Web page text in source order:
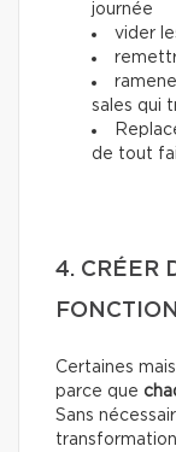
journée
vider
sales qui
de tout
4. CRÉER
Certaines
parce que
Sans